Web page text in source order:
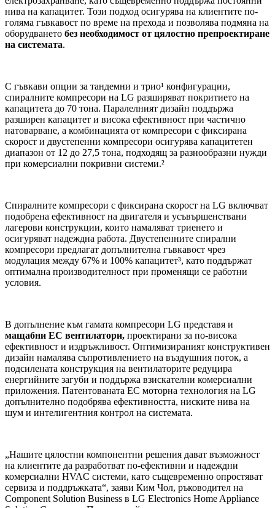
нива на капацитет. Този подход осигурява на клиентите по-
голяма гъвкавост по време на прехода и позволява подмяна на
оборудването без необходимост от цялостно препроектиране
на системата.
С гъвкави опции за тандемни и трио¹ конфигурации,
спиралните компресори на LG разширяват покритието на
капацитета до 70 тона. Паралелният дизайн поддържа
разширен капацитет и висока ефективност при частично
натоварване, а комбинацията от компресори с фиксирана
скорост и двустепенни компресори осигурява капацитетен
диапазон от 12 до 27,5 тона, подходящ за разнообразни нужди
при комерсиални покривни системи.²
Спиралните компресори с фиксирана скорост на LG включват
подобрена ефективност на двигателя и усъвършенствани
лагерови конструкции, които намаляват триенето и
осигуряват надеждна работа. Двустепенните спирални
компресори предлагат допълнителна гъвкавост чрез
модулация между 67% и 100% капацитет³, като поддържат
оптимална производителност при променящи се работни
условия.
В допълнение към гамата компресори LG представя и
мащабни EC вентилатори, проектирани за по-висока
ефективност и издръжливост. Оптимизираният конструктивен
дизайн намалява съпротивлението на въздушния поток, а
подсилената конструкция на вентилаторите редуцира
енергийните загуби и поддържа взискателни комерсиални
приложения. Патентованата EC моторна технология на LG
допълнително подобрява ефективността, ниските нива на
шум и интелигентния контрол на системата.
„Нашите цялостни компонентни решения дават възможност
на клиентите да разработват по-ефективни и надеждни
комерсиални HVAC системи, като същевременно опростяват
сервиза и поддръжката“, заяви Ким Чол, ръководител на
Component Solution Business в LG Electronics Home Appliance